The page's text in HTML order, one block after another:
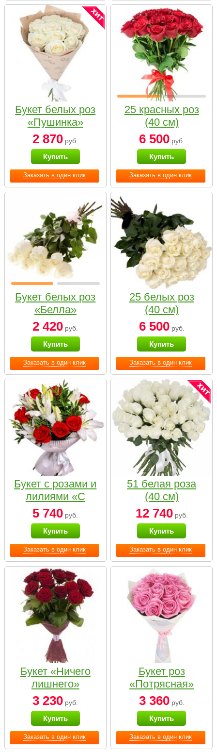
Заказать в один клик
Букет белых роз
«Пушинка»
2 870 руб.
Купить
Заказать в один клик
25 красных роз
(40 см)
6 500руб.
Купить
Заказать в один клик
Букет белых роз
«Белла»
2 420 руб.
Купить
Заказать в один клик
25 белых роз
(40 см)
6 500руб.
Купить
Заказать в один клик
Букет с розами и
лилиями «С
наилучшими
пожеланиями»
5 740 руб.
Купить
Заказать в один клик
51 белая роза
(40 см)
12 740руб.
Купить
Заказать в один клик
Букет «Ничего
лишнего»
3 230 руб.
Купить
Заказать в один клик
Букет роз
«Потрясная»
3 360руб.
Купить